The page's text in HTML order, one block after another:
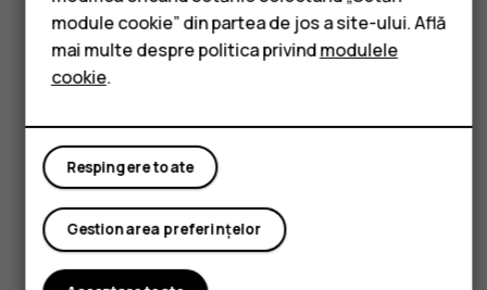
Tablete
suport pentrurăspunsuri și
suport.
Solicită asistență
module cookie” din partea de jos a site-ului. Află
mai multe despre politica privindmodulele
cookie.
Respingere toate
Gestionarea preferințelor